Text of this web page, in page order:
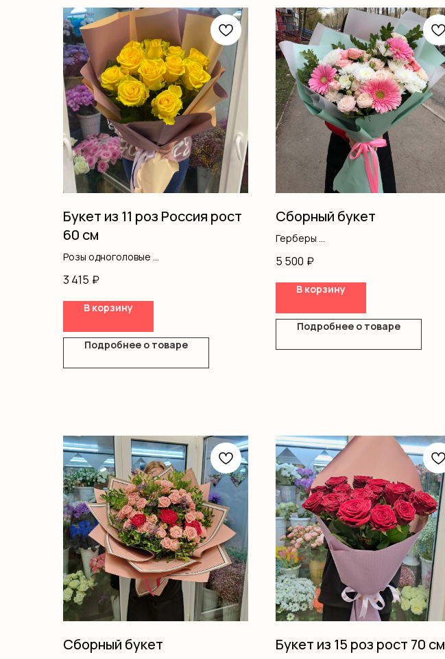
Букет из 11 роз Россия рост
60 см
Розы одноголовые
3 415 ₽
В корзину
Подробнее о товаре
Сборный букет
Герберы
Хризантемы
Диантус
Оформление
5 500 ₽
В корзину
Подробнее о товаре
Сборный букет Букет из 15 роз рост 70 см